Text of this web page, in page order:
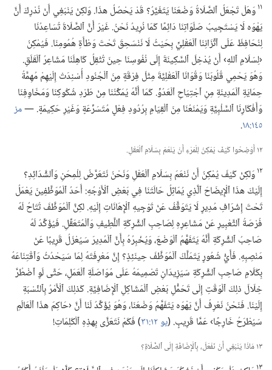
١١وَهَلْ تَجْعَلُ ٱلصَّلَاةُ وَضْعَنَا يَتَغَيَّرُ؟‏ قَدْ يَحْصُلُ هذَا.‏ وَلكِنْ يَنْبَغِي أَنْ نُدْرِكَ أَنَّ
يَهْوَه لَا يَسْتَجِيبُ صَلَوَاتِنَا دَائِمًا كَمَا نُرِيدُ نَحْنُ.‏ غَيْرَ أَنَّ ٱلصَّلَاةَ تُسَاعِدُنَا
لِنُحَافِظَ عَلَى ٱتِّزَانِنَا ٱلْعَقْلِيِّ بِحَيْثُ لَا نَنْسَحِقَ تَحْتَ وَطْأَةِ هُمُومِنَا.‏ فَيُمْكِنُ
‹لِسَلَامِ ٱللهِ› أَنْ يُدْخِلَ ٱلسَّكِينَةَ إِلَى نُفُوسِنَا حِينَ تُثْقِلُ كَاهِلَنَا مَشَاعِرُ ٱلْقَلَقِ.‏
وَهُوَ يَحْمِي قُلُوبَنَا وَقُوَانَا ٱلْعَقْلِيَّةَ مِثْلَ فِرْقَةٍ مِنَ ٱلْجُنُودِ أُسْنِدَتْ إِلَيْهِمْ مُهِمَّةُ
حِمَايَةِ ٱلْمَدِينَةِ مِنِ ٱجْتِيَاحِ ٱلْعَدُوِّ.‏ كَمَا أَنَّهُ يُمَكِّنُنَا مِنْ طَرْدِ شُكُوكِنَا وَمَخَاوِفِنَا
وَأَفْكَارِنَا ٱلسَّلْبِيَّةِ وَيَمْنَعُنَا مِنَ ٱلْقِيَامِ بِرُدُودِ فِعْلٍ مُتَسَرِّعَةٍ وَغَيْرِ حَكِيمَةٍ.‏ —‏مز
١٤٥:‏١٨ ‏.‏
١٢ أَوْضِحُوا كَيْفَ يُمْكِنُ لِلْمَرْءِ أَنْ يَنْعَمَ بِسَلَامِ ٱلْعَقْلِ.‏
١٢وَلكِنْ كَيْفَ يُمْكِنُ أَنْ نَنْعَمَ بِسَلَامِ ٱلْعَقْلِ وَنَحْنُ نَتَعَرَّضُ لِلْمِحَنِ وَٱلشَّدَائِدِ؟‏
إِلَيْكَ هذَا ٱلْإِيضَاحَ ٱلَّذِي يُمَاثِلُ حَالَتَنَا فِي بَعْضِ ٱلْأَوْجُهِ:‏ أَحَدُ ٱلْمُوَظَّفِينَ يَعْمَلُ
تَحْتَ إِشْرَافِ مُدِيرٍ لَا يَتَوَقَّفُ عَنْ تَوْجِيهِ ٱلْإِهَانَاتِ إِلَيْهِ.‏ لكِنَّ ٱلْمُوَظَّفَ تُتَاحُ لَهُ
فُرْصَةُ ٱلتَّعْبِيرِ عَنْ مَشَاعِرِهِ لِصَاحِبِ ٱلشَّرِكَةِ ٱللَّطِيفِ وَٱلْمُتَعَقِّلِ.‏ فَيُؤَكِّدُ لَهُ
صَاحِبُ ٱلشَّرِكَةِ أَنَّهُ يَتَفَهَّمُ ٱلْوَضْعَ،‏ وَيُخْبِرُهُ بِأَنَّ ٱلْمُدِيرَ سَيُعْزَلُ قَرِيبًا عَنْ
مَنْصِبِهِ.‏ فَأَيُّ شُعُورٍ يَتَمَلَّكُ ٱلْمُوَظَّفَ حِينَئِذٍ؟‏ إِنَّ مَعْرِفَتَهُ لِمَا سَيَحْدُثُ وَٱقْتِنَاعَهُ
بِكَلَامِ صَاحِبِ ٱلشَّرِكَةِ سَيَزِيدَانِ تَصْمِيمَهُ عَلَى مُوَاصَلَةِ ٱلْعَمَلِ،‏ حَتَّى لَوِ ٱضْطُرَّ
خِلَالَ ذلِكَ ٱلْوَقْتِ إِلَى تَحَمُّلِ بَعْضِ ٱلْمَشَاكِلِ ٱلْإِضَافِيَّةِ.‏ كَذلِكَ ٱلْأَمْرُ بِٱلنِّسْبَةِ
إِلَيْنَا.‏ فَنَحْنُ نَعْرِفُ أَنَّ يَهْوَه يَتَفَهَّمُ وَضْعَنَا،‏ وَهُوَ يُؤَكِّدُ لَنَا أَنَّ ‹حَاكِمَ هذَا ٱلْعَالَمِ
سَيُطْرَحُ خَارِجًا› عَمَّا قَرِيبٍ.‏ (‏يو ١٢:‏٣١ ‏)‏ فَكَمْ نَتَعَزَّى بِهذِهِ ٱلْكَلِمَاتِ!‏
١٣ مَاذَا يَنْبَغِي أَنْ نَفْعَلَ،‏ بِٱلْإِضَافَةِ إِلَى ٱلصَّلَاةِ؟‏